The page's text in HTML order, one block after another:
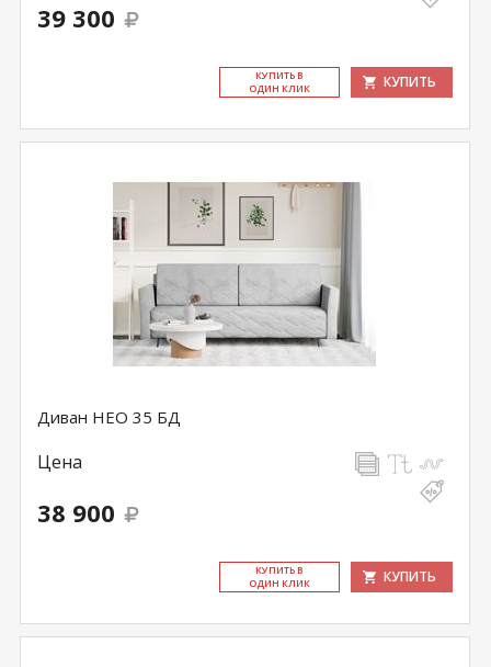
39 300
КУ­ПИТЬ В
ОДИН КЛИК
КУПИТЬ
Диван НЕО 35 БД
Цена
38 900
КУ­ПИТЬ В
ОДИН КЛИК
КУПИТЬ